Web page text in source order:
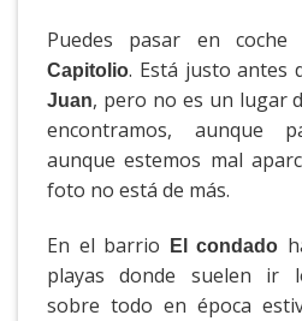
Puedes pasar en
Capitolio. Está justo
Juan, pero no es un lugar
encontramos, aunque
aunque estemos mal
foto no está de más.
En el barrio El condado
playas donde suelen ir
sobre todo en época